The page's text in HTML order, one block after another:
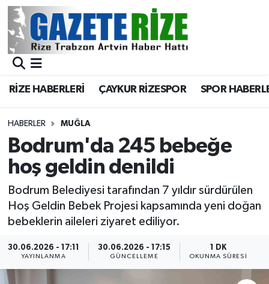
RİZE HABERLERİ ÇAYKUR RİZESPOR SPOR
HABERLER MUĞLA
Bodrum'da 245 bebeğe
hoş geldin denildi
Bodrum Belediyesi tarafından 7 yıldır sürdürülen
Hoş Geldin Bebek Projesi kapsamında yeni doğan
bebeklerin aileleri ziyaret ediliyor.
30.06.2026 - 17:11
YAYINLANMA
30.06.2026 - 17:15
GÜNCELLEME
1 DK
OKUNMA SÜRESI
BÖLGEMİZ
Asayiş
Rize Jandarma Komutanlığı
Bilim Teknoloji
Advertising news
Canlı Maç
Merkez Nöbetçi Eczaneler
Merkez Trafik Yoğunluk Haritası
Süper Lig Puan Durumu ve Fikstür
Tüm Manşetler
Son Dakika Haberleri